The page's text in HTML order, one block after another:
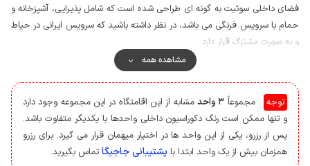
فضای داخلی سوئیت به گونه ای طراحی شده است که شامل پذیرایی، آشپزخانه و
حمام با سرویس فرنگی می باشد، در نظر داشته باشید که سرویس ایرانی در حیاط
و به صورت مشترک قرار دارد.
اطراف ساختمان با دیوار محصور شده است و سرایدار در اتاق مخصوص خود
سکونت دارد، همچنین دروازه ورودی به صورت مشترک با ساکنین سوئیت های دیگر
مورد استفاده قرار می گیرد. جهت تامین امنیت بیشتر نیز مشاعات و کوچه مجهز
به دوربین مداربسته می باشد.
به منظور تهیه مایحتاج روزانه، دسترسی به سوپرمارکت با فاصله حدود 20 متر و
نانوایی با پیمودن مسافتی در حدود 40 متر ممکن است.
پوشش شبکه تلفن همراه برای دو اپراتور ایرانسل و همراه اول در مکالمه خوب و
مشاهده همه
توجه مجموعاً 3 واحد
مشابه از این اقامتگاه در این مجموعه وجود دارد
و تنها ممکن است رنگ دکوراسیون داخلی واحدها با یکدیگر متفاوت باشد.
پس از رزرو، یکی از این واحد ها در اختیار میهمان قرار می گیرد. برای رزرو
همزمان بیش از یک واحد ابتدا با پشتیبانی جاجیگا تماس بگیرید.